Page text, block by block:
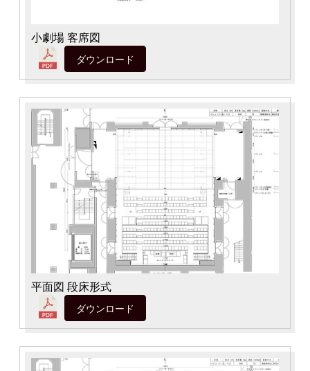
いわきアリオスとは
WEBマガジン
施設を使いたい
公演をみたい
小劇場 客席図
ダウンロード
平面図 段床形式
ダウンロード